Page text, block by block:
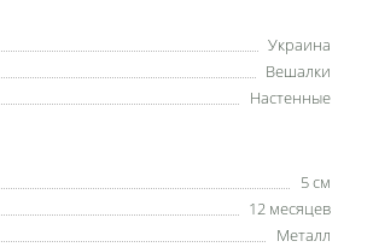
Украина
Вешалки
Настенные
5 см
12 месяцев
Металл